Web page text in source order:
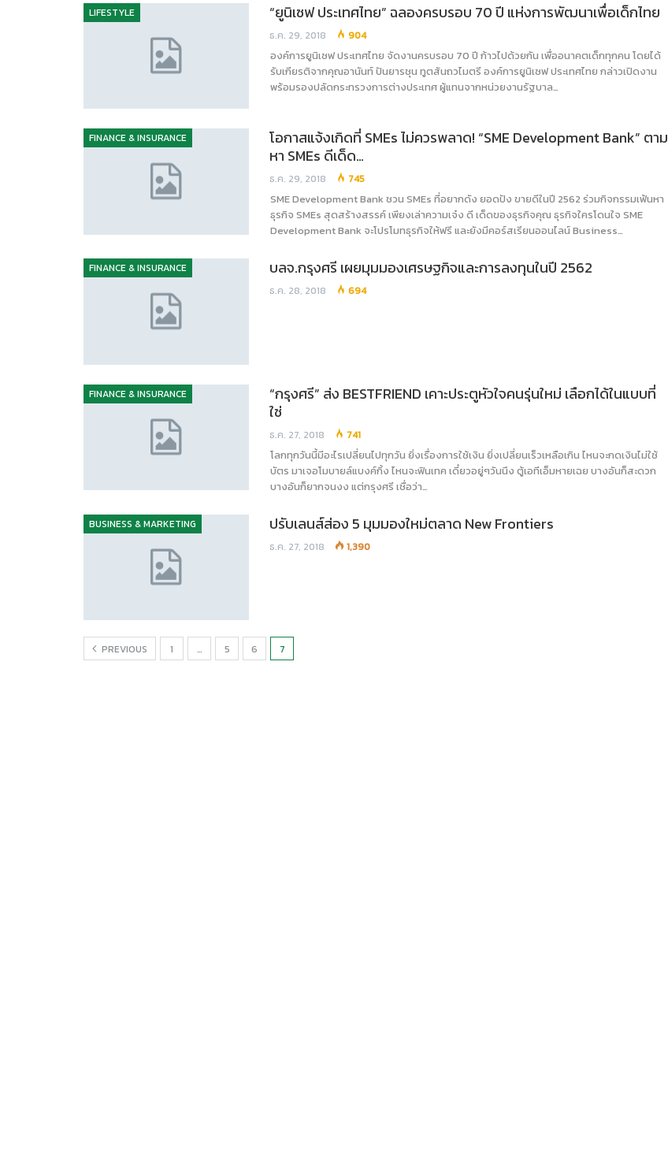
LIFESTYLE “ยูนิเซฟ ประเทศไทย” ฉลองครบรอบ 70 ปี แห่งการพัฒนาเพื่อเด็กไทย
ธ.ค. 29, 2018 904
องค์การยูนิเซฟ ประเทศไทย จัดงานครบรอบ 70 ปี ก้าวไปด้วยกัน เพื่ออนาคตเด็กทุกคน โดยได้
รับเกียรติจากคุณอานันท์ ปันยารชุน ทูตสันถวไมตรี องค์การยูนิเซฟ ประเทศไทย กล่าวเปิดงาน
พร้อมรองปลัดกระทรวงการต่างประเทศ ผู้แทนจากหน่วยงานรัฐบาล…
FINANCE & INSURANCE
โอกาสแจ้งเกิดที่ SMEs ไม่ควรพลาด! “SME Development Bank” ตาม
หา SMEs ดีเด็ด…
ธ.ค. 29, 2018 745
SME Development Bank ชวน SMEs ที่อยากดัง ยอดปัง ขายดีในปี 2562 ร่วมกิจกรรมเฟ้นหา
ธุรกิจ SMEs สุดสร้างสรรค์ เพียงเล่าความเจ๋ง ดี เด็ดของธุรกิจคุณ ธุรกิจใครโดนใจ SME
Development Bank จะโปรโมทธุรกิจให้ฟรี และยังมีคอร์สเรียนออนไลน์ Business…
FINANCE & INSURANCE บลจ.กรุงศรี เผยมุมมองเศรษฐกิจและการลงทุนในปี 2562
ธ.ค. 28, 2018 694
FINANCE & INSURANCE
“กรุงศรี” ส่ง BESTFRIEND เคาะประตูหัวใจคนรุ่นใหม่ เลือกได้ในแบบที่
ใช่
ธ.ค. 27, 2018 741
โลกทุกวันนี้มีอะไรเปลี่ยนไปทุกวัน ยิ่งเรื่องการใช้เงิน ยิ่งเปลี่ยนเร็วเหลือเกิน ไหนจะกดเงินไม่ใช้
บัตร มาเจอโมบายล์แบงค์กิ้ง ไหนจะฟินเทค เดี๋ยวอยู่ๆวันนึง ตู้เอทีเอ็มหายเฉย บางอันก็สะดวก
บางอันก็ยากจนงง แต่กรุงศรี เชื่อว่า…
BUSINESS & MARKETING ปรับเลนส์ส่อง 5 มุมมองใหม่ตลาด New Frontiers
ธ.ค. 27, 2018 1,390
PREVIOUS 1 … 5 6 7